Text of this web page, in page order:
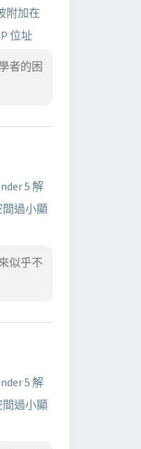
附加在
位址
者的困
5 解
間過小顯
似乎不
5 解
間過小顯